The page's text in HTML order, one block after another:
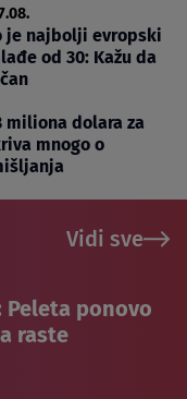
je najbolji evropski
od 30: Kažu da
miliona dolara za
mnogo o
Vidi sve
ponovo
raste